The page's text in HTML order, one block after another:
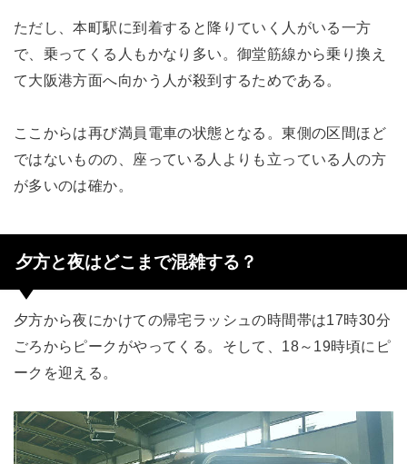
ただし、本町駅に到着すると降りていく人がいる一方
で、乗ってくる人もかなり多い。御堂筋線から乗り換え
て大阪港方面へ向かう人が殺到するためである。
ここからは再び満員電車の状態となる。東側の区間ほど
ではないものの、座っている人よりも立っている人の方
が多いのは確か。
夕方と夜はどこまで混雑する？
夕方から夜にかけての帰宅ラッシュの時間帯は17時30分
ごろからピークがやってくる。そして、18～19時頃にピ
ークを迎える。